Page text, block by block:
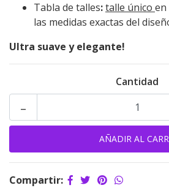
Tabla de talles:talle único en
las medidas exactas del
Ultra suave y elegante!
Cantidad
-
Compartir: